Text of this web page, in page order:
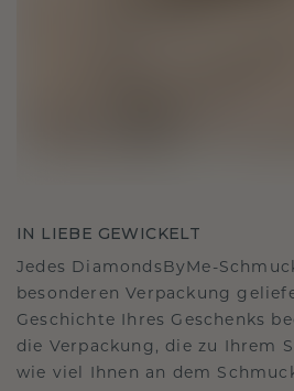
IN LIEBE GEWICKELT
Jedes DiamondsByMe-
besonderen Verpackung
Geschichte Ihres Geschenks
die Verpackung, die zu Ihrem
wie viel Ihnen an dem